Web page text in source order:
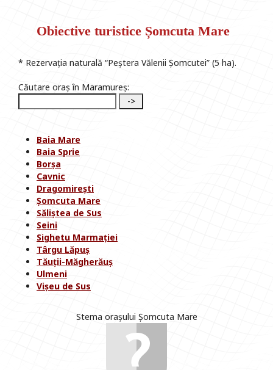
Obiective turistice Șomcuta Mare
* Rezervația naturală “Peștera Vălenii Șomcutei” (5 ha).
Căutare oraș în Maramureș:
Baia Mare
Baia Sprie
Borșa
Cavnic
Dragomirești
Șomcuta Mare
Săliștea de Sus
Seini
Sighetu Marmației
Târgu Lăpuș
Tăuții-Măgherăuș
Ulmeni
Vișeu de Sus
Stema orașului Șomcuta Mare